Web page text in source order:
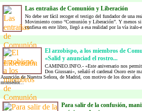
Las entrañas de Comunión y Liberación
No debe ser fácil recoger el testigo del fundador de una
Movimiento como “Comunión y Liberación”. Y menos
confiesa en este libro, llegó a esa realidad por la vía italo-
El arzobispo, a los miembros de
«Salid y anunciad el rostro...
CAMINEO.INFO.- «Este aniversario nos
Don Giussani», señaló el cardenal Osoro este
Asunción de Nuestra Señora, de Madrid, con motivo de los doce
monseñor...
Para salir de la confusión,